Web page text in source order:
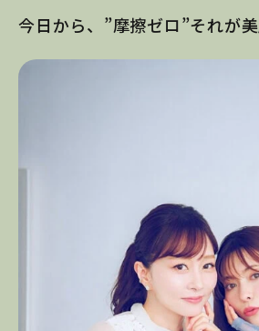
今日から、”摩擦ゼロ”それが